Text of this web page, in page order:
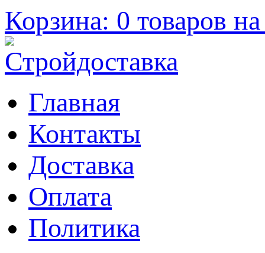
Корзина: 0 товаров
Главная
Контакты
Доставка
Оплата
Политика